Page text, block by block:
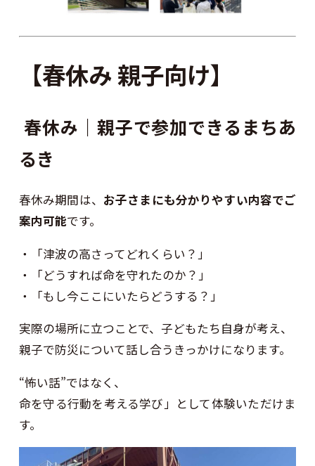
【春休み 親子向け】
春休み｜親子で参加できるまちあ
るき
春休み期間は、 お子さまにも分かりやすい内容でご
案内可能です。
・「津波の高さってどれくらい？」
・「どうすれば命を守れたのか？」
・「もし今ここにいたらどうする？」
実際の場所に立つことで、子どもたち自身が考え、
親子で防災について話し合うきっかけになります。
“怖い話”ではなく、
命を守る行動を考える学び」として体験いただけま
す。